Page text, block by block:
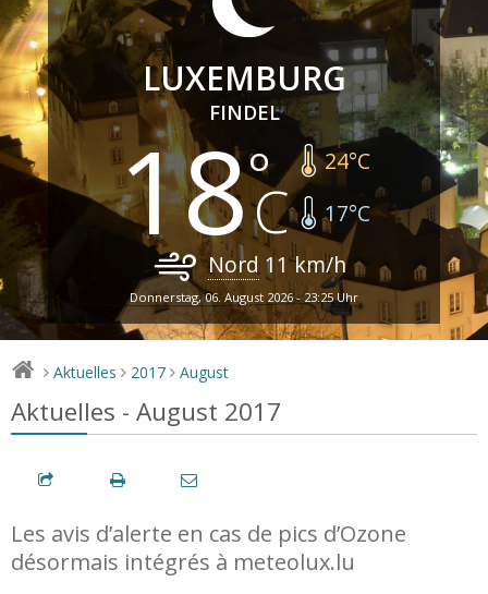
LUXEMBURG
FINDEL
18 24°C
17°C
Nord 11km/h
Donnerstag, 06. August 2026 - 23:25 Uhr
> Aktuelles > 2017 > August
Aktuelles - August 2017
Les avis d’alerte en cas de pics d’Ozone
désormais intégrés à meteolux.lu